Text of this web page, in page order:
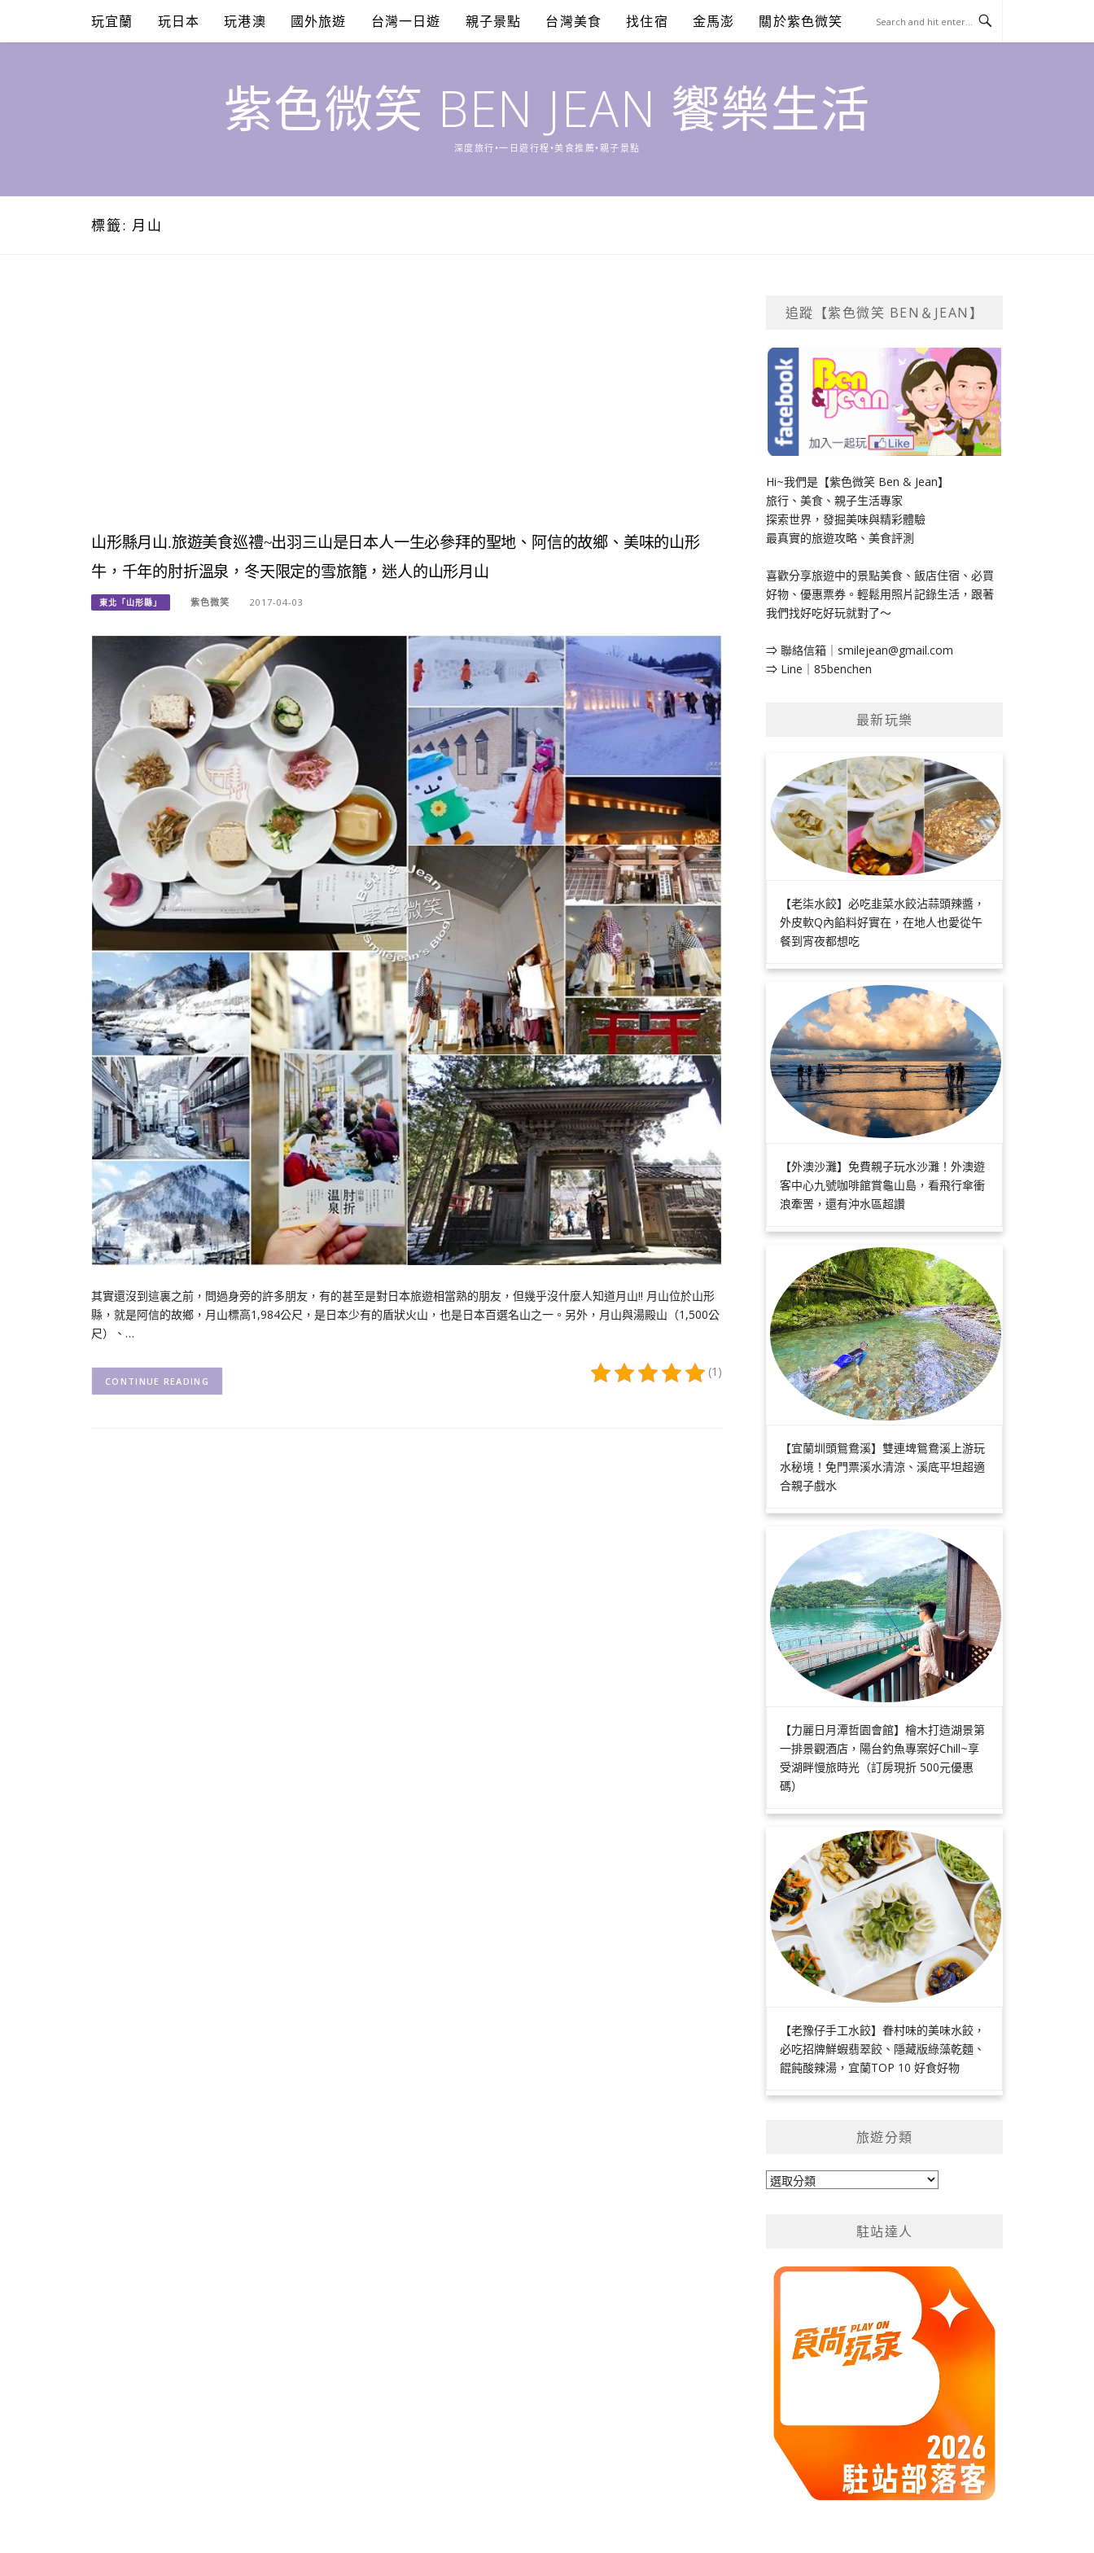
content
玩宜蘭 玩日本 玩港澳 國外旅遊 台灣一日遊 親子景點 台灣美食 找住宿 金馬澎 關於紫色微笑
紫色微笑 BEN JEAN 饗樂生活
深度旅行•一日遊行程•美食推薦•親子景點
標籤: 月山
山形縣月山.旅遊美食巡禮~出羽三山是日本人一生必參拜的聖地、阿信的故鄉、美味的山形
牛，千年的肘折溫泉，冬天限定的雪旅籠，迷人的山形月山
東北「山形縣」 紫色微笑 2017-04-03
其實還沒到這裏之前，問過身旁的許多朋友，有的甚至是對日本旅遊相當熟的朋友，但幾乎沒什麼人知道月山!! 月山位於山形
縣，就是阿信的故鄉，月山標高1,984公尺，是日本少有的盾狀火山，也是日本百選名山之一。另外，月山與湯殿山（1,500公
尺）、…
(1)
CONTINUE READING
追蹤【紫色微笑 BEN＆JEAN】
Hi~我們是【紫色微笑 Ben & Jean】
旅行、美食、親子生活專家
探索世界，發掘美味與精彩體驗
最真實的旅遊攻略、美食評測
喜歡分享旅遊中的景點美食、飯店住宿、必買
好物、優惠票券。輕鬆用照片記錄生活，跟著
我們找好吃好玩就對了～
⇒ 聯絡信箱｜ smilejean@gmail.com
⇒ Line｜85benchen
最新玩樂
【老柒水餃】必吃韭菜水餃沾蒜頭辣醬，
外皮軟Q內餡料好實在，在地人也愛從午
餐到宵夜都想吃
【外澳沙灘】免費親子玩水沙灘！外澳遊
客中心九號咖啡館賞龜山島，看飛行傘衝
浪牽罟，還有沖水區超讚
【宜蘭圳頭鴛鴦溪】雙連埤鴛鴦溪上游玩
水秘境！免門票溪水清涼、溪底平坦超適
合親子戲水
【力麗日月潭哲園會館】檜木打造湖景第
一排景觀酒店，陽台釣魚專案好Chill~享
受湖畔慢旅時光（訂房現折 500元優惠
碼）
【老豫仔手工水餃】眷村味的美味水餃，
必吃招牌鮮蝦翡翠餃、隱藏版綠藻乾麵、
餛飩酸辣湯，宜蘭TOP 10 好食好物
旅遊分類
旅
駐站達人